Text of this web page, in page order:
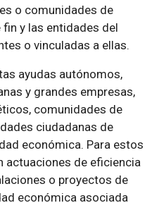
o comunidades de
y las entidades del
o vinculadas a ellas.
ayudas autónomos,
y grandes empresas,
comunidades de
ciudadanas de
económica. Para estos
actuaciones de eficiencia
o proyectos de
económica asociada